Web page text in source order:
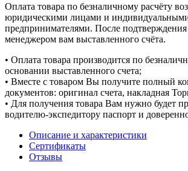
Оплата товара по безналичному расчёту
юридическими лицами и
предпринимателями. После подтверждения
менеджером вам выставленного счёта.
• Оплата товара производится по
основании выставленного счета;
• Вместе с товаром Вы получите полный
документов: оригинал счета, накладная
• Для получения товара Вам нужно будет
водителю-экспедитору паспорт и
Описание и характеристики
Сертификаты
Отзывы